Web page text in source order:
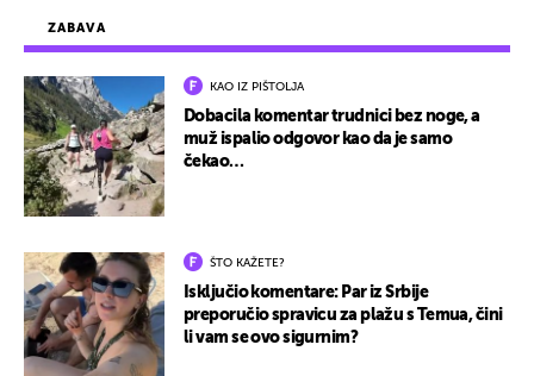
ZABAVA
KAO IZ PIŠTOLJA
Dobacila komentar trudnici bez noge, a
muž ispalio odgovor kao da je samo
čekao…
ŠTO KAŽETE?
Isključio komentare: Par iz Srbije
preporučio spravicu za plažu s Temua, čini
li vam se ovo sigurnim?